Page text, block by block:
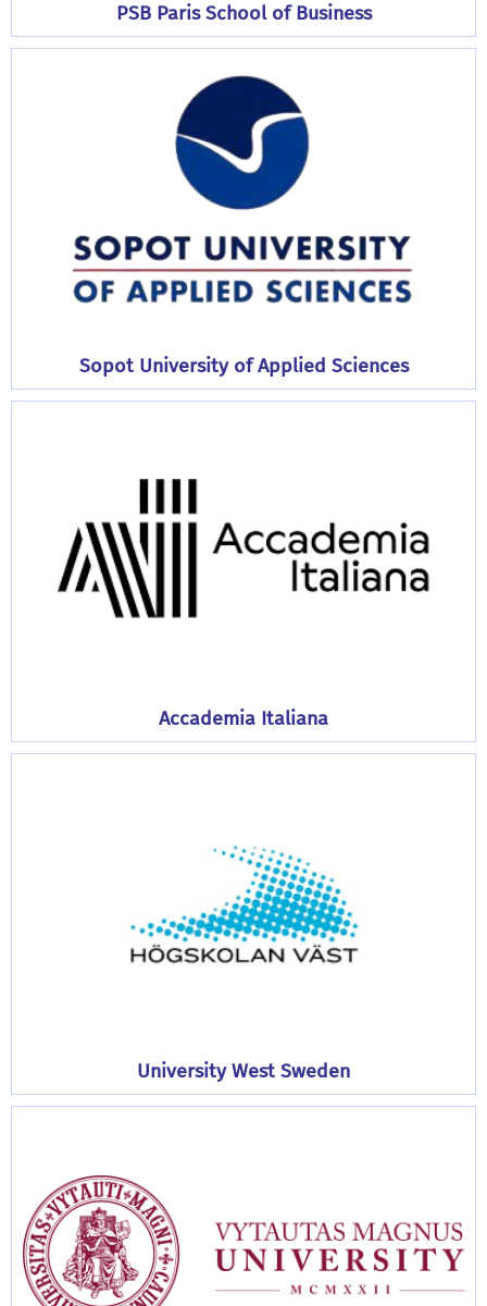
PSB Paris School of Business
Sopot University of Applied Sciences
Accademia Italiana
University West Sweden